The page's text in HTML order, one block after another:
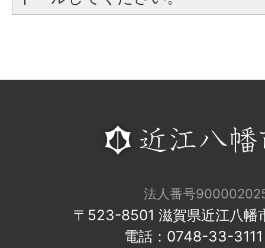
法人番号
〒523-8501 滋賀県近江八幡
電話：0748-33-